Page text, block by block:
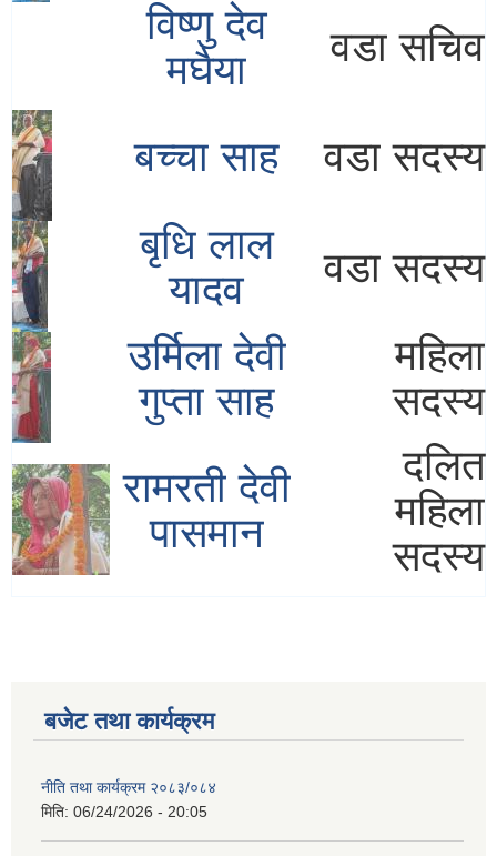
विष्णु देव
मघैया
वडा सचिव
बच्चा साह
वडा सदस्य
बृधि लाल
यादव
वडा सदस्य
उर्मिला देवी
गुप्ता साह
महिला
सदस्य
रामरती देवी
पासमान
दलित
महिला
सदस्य
बजेट तथा कार्यक्रम
नीति तथा कार्यक्रम २०८३/०८४
मिति: 06/24/2026 - 20:05